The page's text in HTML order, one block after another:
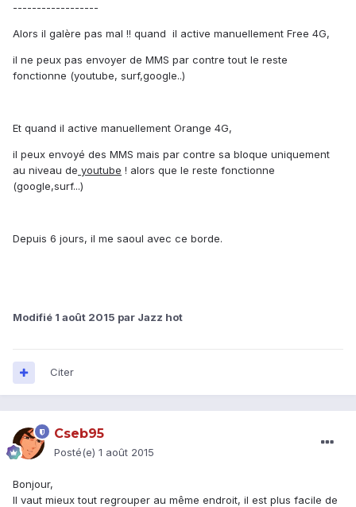
------------------
Alors il galère pas mal !! quand il active manuellement Free 4G,
il ne peux pas envoyer de MMS par contre tout le reste
fonctionne (youtube, surf,google..)
Et quand il active manuellement Orange 4G,
il peux envoyé des MMS mais par contre sa bloque uniquement
au niveau de youtube ! alors que le reste fonctionne
(google,surf...)
Depuis 6 jours, il me saoul avec ce borde.
Modifié 1 août 2015 par Jazz hot
Citer
Cseb95
Posté(e) 1 août 2015
Bonjour,
Il vaut mieux tout regrouper au même endroit, il est plus facile de